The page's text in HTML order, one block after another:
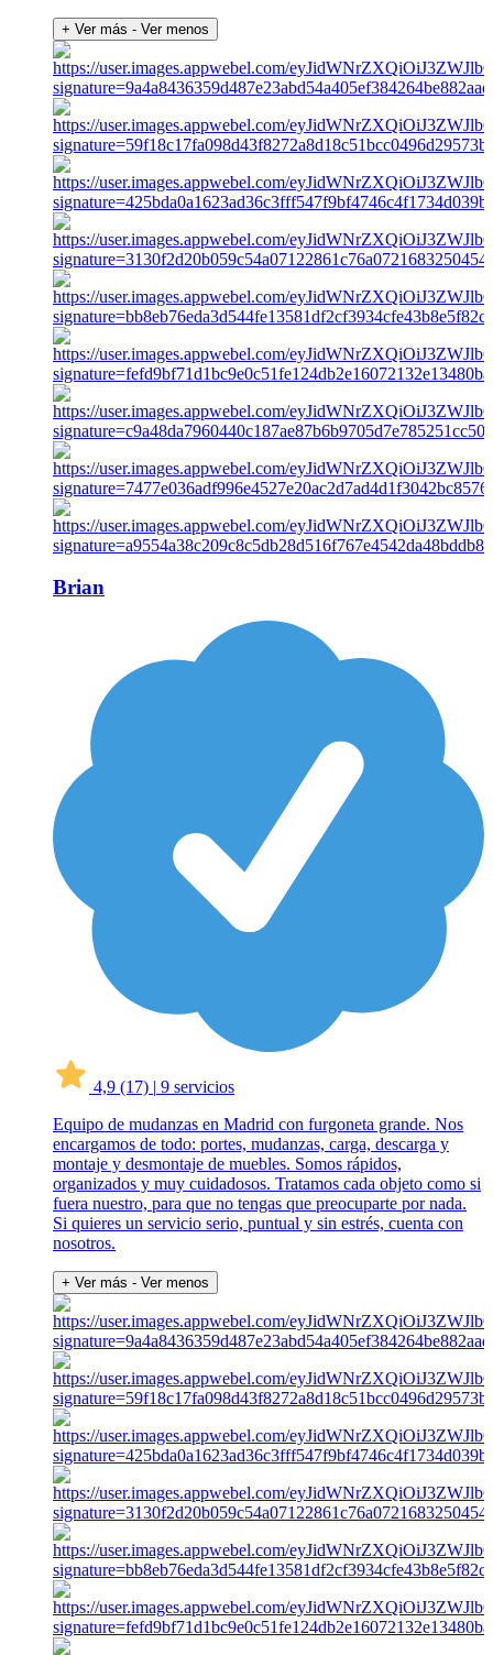
+ Ver más - Ver menos
Brian
4,9 (17) | 9 servicios
Equipo de mudanzas en Madrid con furgoneta grande. Nos
encargamos de todo: portes, mudanzas, carga, descarga y
montaje y desmontaje de muebles. Somos rápidos,
organizados y muy cuidadosos. Tratamos cada objeto como si
fuera nuestro, para que no tengas que preocuparte por nada.
Si quieres un servicio serio, puntual y sin estrés, cuenta con
nosotros.
+ Ver más - Ver menos